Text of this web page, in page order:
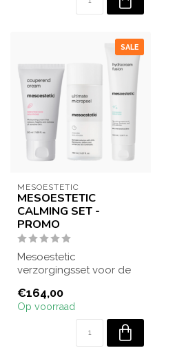
SALE
MESOESTETIC
MESOESTETIC
CALMING SET -
PROMO
Mesoestetic
verzorgingsset voor de
een zachte reiniging, e...
€164,00
Op voorraad